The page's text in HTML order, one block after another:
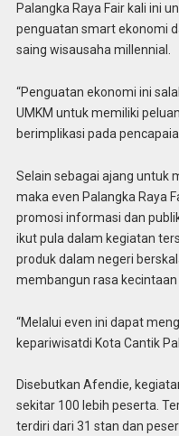
Palangka Raya Fair kali ini
penguatan smart ekonomi
saing wisausaha millennial.
“Penguatan ekonomi ini
UMKM untuk memiliki
berimplikasi pada
Selain sebagai ajang untuk
maka even Palangka Raya
promosi informasi dan
ikut pula dalam kegiatan
produk dalam negeri
membangun rasa
“Melalui even ini dapat
kepariwisatdi Kota Cantik
Disebutkan Afendie,
sekitar 100 lebih peserta.
terdiri dari 31 stan dan